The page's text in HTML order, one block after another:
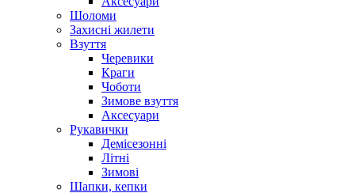
Шоломи
Захисні жилети
Взуття
Черевики
Краги
Чоботи
Зимове взуття
Аксесуари
Рукавички
Демісезонні
Літні
Зимові
Шапки, кепки